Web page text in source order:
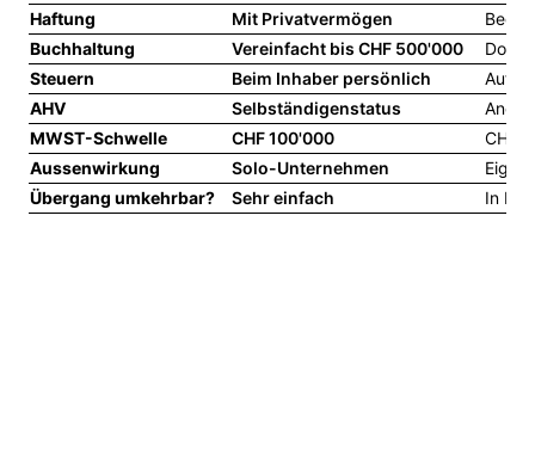
Haftung
Mit Privatvermögen
Buchhaltung
Vereinfacht bis CHF 500'000
Steuern
Beim Inhaber persönlich
Auf
AHV
Selbständigenstatus
MWST-Schwelle
CHF 100'000
CHF
Aussenwirkung
Solo-Unternehmen
Übergang umkehrbar?
Sehr einfach In